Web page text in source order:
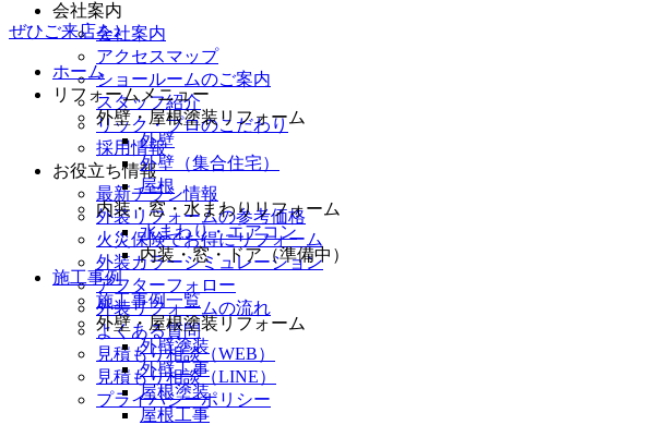
ぜひご来店を♪
ホーム
リフォームメニュー
外壁・屋根塗装リフォーム
外壁
外壁（集合住宅）
屋根
内装・窓・水まわりリフォーム
水まわり・エアコン
内装・窓・ドア（準備中）
施工事例
施工事例一覧
外壁・屋根塗装リフォーム
外壁塗装
外壁工事
屋根塗装
屋根工事
会社案内
会社案内
アクセスマップ
ショールームのご案内
スタッフ紹介
リック・プロのこだわり
採用情報
お役立ち情報
最新チラシ情報
外装リフォームの参考価格
火災保険でお得にリフォーム
外装カラーシミュレーション
アフターフォロー
外装リフォームの流れ
よくある質問
見積もり相談（WEB）
見積もり相談（LINE）
プライバシーポリシー